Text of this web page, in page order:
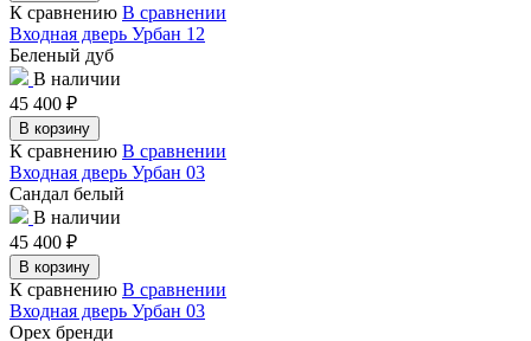
К сравнению В сравнении
Входная дверь Урбан 12
Беленый дуб
В наличии
45 400 ₽
В корзину
К сравнению В сравнении
Входная дверь Урбан 03
Сандал белый
В наличии
45 400 ₽
В корзину
К сравнению В сравнении
Входная дверь Урбан 03
Орех бренди